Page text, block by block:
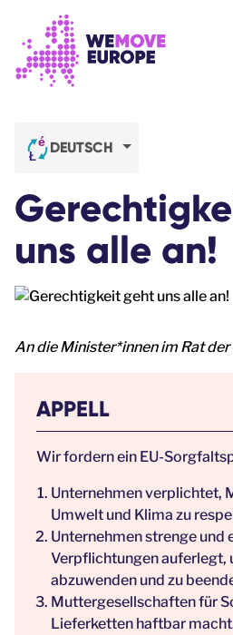
WIE WIR UNS
KONTAKTE
Machen
SPENDEN
DEUTSCH
uns alle an!
An die Minister*innen im Rat
APPELL
Wir fordern ein EU-
Unternehmen verplichtet,
Umwelt und Klima zu
Unternehmen strenge und
Verpflichtungen auferlegt,
abzuwenden und zu
Muttergesellschaften für
Lieferketten haftbar